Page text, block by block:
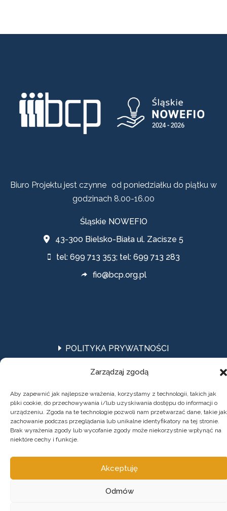
Zarządzaj zgodą
Aby zapewnić jak najlepsze wrażenia, korzystamy z technologii, takich jak
pliki cookie, do przechowywania i/lub uzyskiwania dostępu do informacji o
urządzeniu. Zgoda na te technologie pozwoli nam przetwarzać dane, takie jak
zachowanie podczas przeglądania lub unikalne identyfikatory na tej stronie.
Brak wyrażenia zgody lub wycofanie zgody może niekorzystnie wpłynąć na
niektóre cechy i funkcje.
Akceptuję
Odmów
Biuro Projektu jest czynne od poniedziałku do piątku w
godzinach 8.00-16.00
Śląskie NOWEFIO
43-300 Bielsko-Biała ul. Zacisze 5
tel: 699 713 353; tel: 699 713 283
fio@bcp.org.pl
POLITYKA PRYWATNOŚCI
DEKLARACJA DOSTĘPNOŚCI
© 2024; Śląskie NOWEFIO 2024-2026